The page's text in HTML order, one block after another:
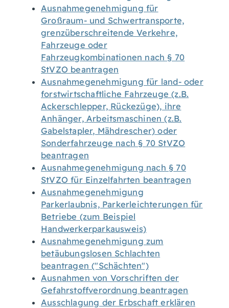
Ausnahmegenehmigung für
Großraum- und Schwertransporte,
grenzüberschreitende Verkehre,
Fahrzeuge oder
Fahrzeugkombinationen nach § 70
StVZO beantragen
Ausnahmegenehmigung für land- oder
forstwirtschaftliche Fahrzeuge (z.B.
Ackerschlepper, Rückezüge), ihre
Anhänger, Arbeitsmaschinen (z.B.
Gabelstapler, Mähdrescher) oder
Sonderfahrzeuge nach § 70 StVZO
beantragen
Ausnahmegenehmigung nach § 70
StVZO für Einzelfahrten beantragen
Ausnahmegenehmigung
Parkerlaubnis, Parkerleichterungen für
Betriebe (zum Beispiel
Handwerkerparkausweis)
Ausnahmegenehmigung zum
betäubungslosen Schlachten
beantragen ("Schächten")
Ausnahmen von Vorschriften der
Gefahrstoffverordnung beantragen
Ausschlagung der Erbschaft erklären